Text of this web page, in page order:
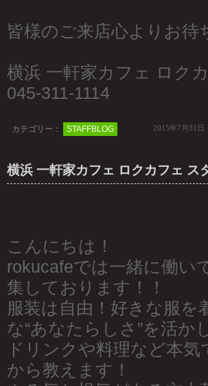
皆様のご来店心よりお待
横浜 一軒家カフェ ロク
045-311-1114
カテゴリー： STAFFBLOG 2015年7月31日
横浜 一軒家カフェ ロクカフェ ス
こんにちは！
rokucafeでは一緒に働い
集しております！！
服装は自由！好きな服
な“あなたらしさ”を活か
ドリンクや料理など本
から教えます！